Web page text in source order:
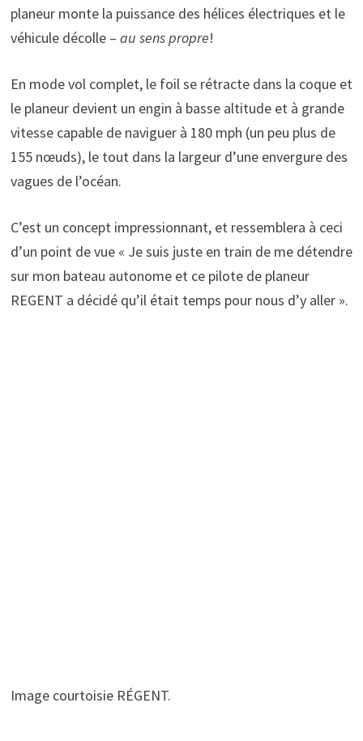
planeur monte la puissance des hélices électriques et le
véhicule décolle – au sens propre!
En mode vol complet, le foil se rétracte dans la coque et
le planeur devient un engin à basse altitude et à grande
vitesse capable de naviguer à 180 mph (un peu plus de
155 nœuds), le tout dans la largeur d’une envergure des
vagues de l’océan.
C’est un concept impressionnant, et ressemblera à ceci
d’un point de vue « Je suis juste en train de me détendre
sur mon bateau autonome et ce pilote de planeur
REGENT a décidé qu’il était temps pour nous d’y aller ».
Image courtoisie RÉGENT.